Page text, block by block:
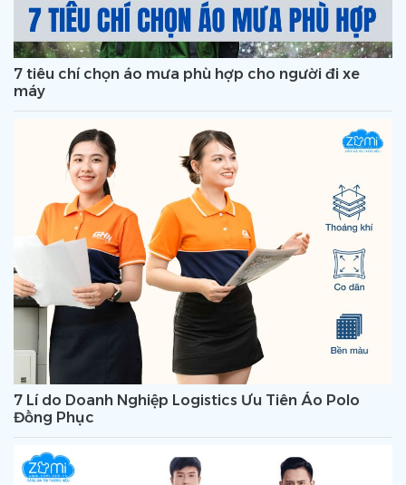
7 tiêu chí chọn áo mưa phù hợp cho người đi xe
máy
7 Lí do Doanh Nghiệp Logistics Ưu Tiên Áo Polo
Đồng Phục